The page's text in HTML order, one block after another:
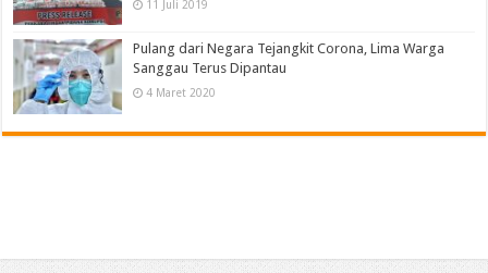
11 Juli 2019
Pulang dari Negara Tejangkit Corona, Lima Warga
Sanggau Terus Dipantau
4 Maret 2020